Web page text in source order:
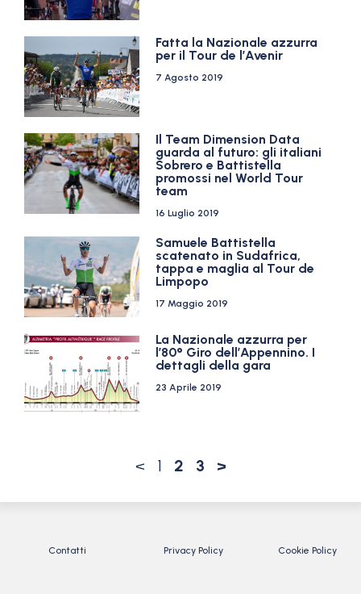
Fatta la Nazionale azzurra
per il Tour de l’Avenir
7 Agosto 2019
Il Team Dimension Data
guarda al futuro: gli italiani
Sobrero e Battistella
promossi nel World Tour
team
16 Luglio 2019
Samuele Battistella
scatenato in Sudafrica,
tappa e maglia al Tour de
Limpopo
17 Maggio 2019
La Nazionale azzurra per
l’80° Giro dell’Appennino. I
dettagli della gara
23 Aprile 2019
< 1 2 3 >
Contatti Privacy Policy Cookie Policy